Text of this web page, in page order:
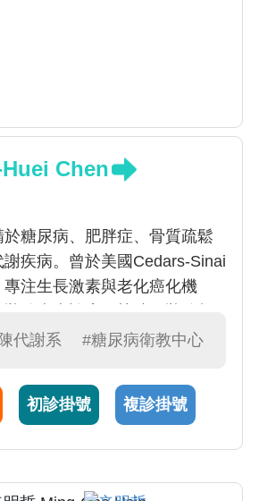
Chen
於糖尿病、肥胖症、骨質疏鬆
疾病。曾於美國Cedars-Sinai
注生長激素與老化癌化機
精微創甲狀腺消融。另她亦投
代謝系 #糖尿病衛教中心
初診掛號 複診掛號